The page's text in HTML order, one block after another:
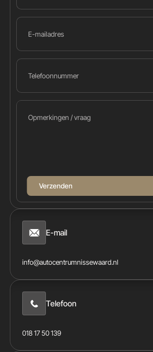
Verzenden
E-mail
info@autocentrumnissewaard.nl
Telefoon
018 17 50 139